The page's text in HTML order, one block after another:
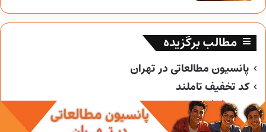
مطالب برگزیده
پانسیون مطالعاتی در تهران
کد تخفیف تاملند
کد تخفیف خیلی سبز